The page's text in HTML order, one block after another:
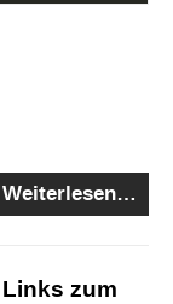
Weiterlesen…
zum